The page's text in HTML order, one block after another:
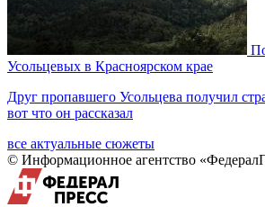
Усольцевых в Красноярском крае
Друг пропавшего Усольцева получил
вот что он рассказал
все актуальные сюжеты
© Информационное агентство